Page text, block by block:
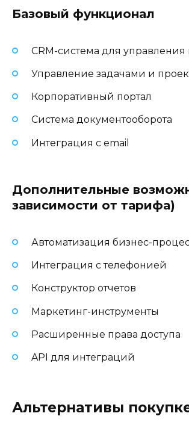
Базовый функционал
CRM-система для
Управление задачами и
Корпоративный портал
Система документооборота
Интеграция с email
Дополнительные
зависимости от тарифа)
Автоматизация бизнес-
Интеграция с телефонией
Конструктор отчетов
Маркетинг-инструменты
Расширенные права доступа
API для интеграций
Альтернативы